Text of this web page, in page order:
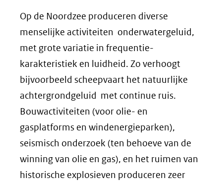
Op de Noordzee produceren diverse
menselijke activiteiten onderwatergeluid,
met grote variatie in frequentie-
karakteristiek en luidheid. Zo verhoogt
bijvoorbeeld scheepvaart het natuurlijke
achtergrondgeluid met continue ruis.
Bouwactiviteiten (voor olie- en
gasplatforms en windenergieparken),
seismisch onderzoek (ten behoeve van de
winning van olie en gas), en het ruimen van
historische explosieven produceren zeer